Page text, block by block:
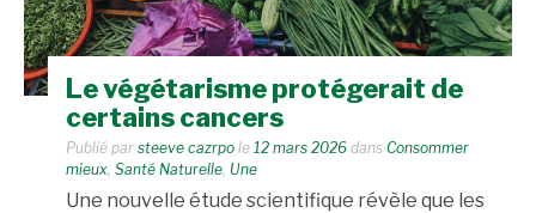
Le végétarisme protégerait de
certains cancers
Publié par steeve cazrpo le 12 mars 2026 dans Consommer
mieux Santé Naturelle Une
Une nouvelle étude scientifique révèle que les